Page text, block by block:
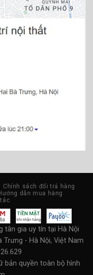
Chính sách đổi trả hàng
dẫn mua hàng
tân gia uy tín tại Hà Nội
Trưng - Hà Nội, Việt Nam
bản quyền toàn bộ hình